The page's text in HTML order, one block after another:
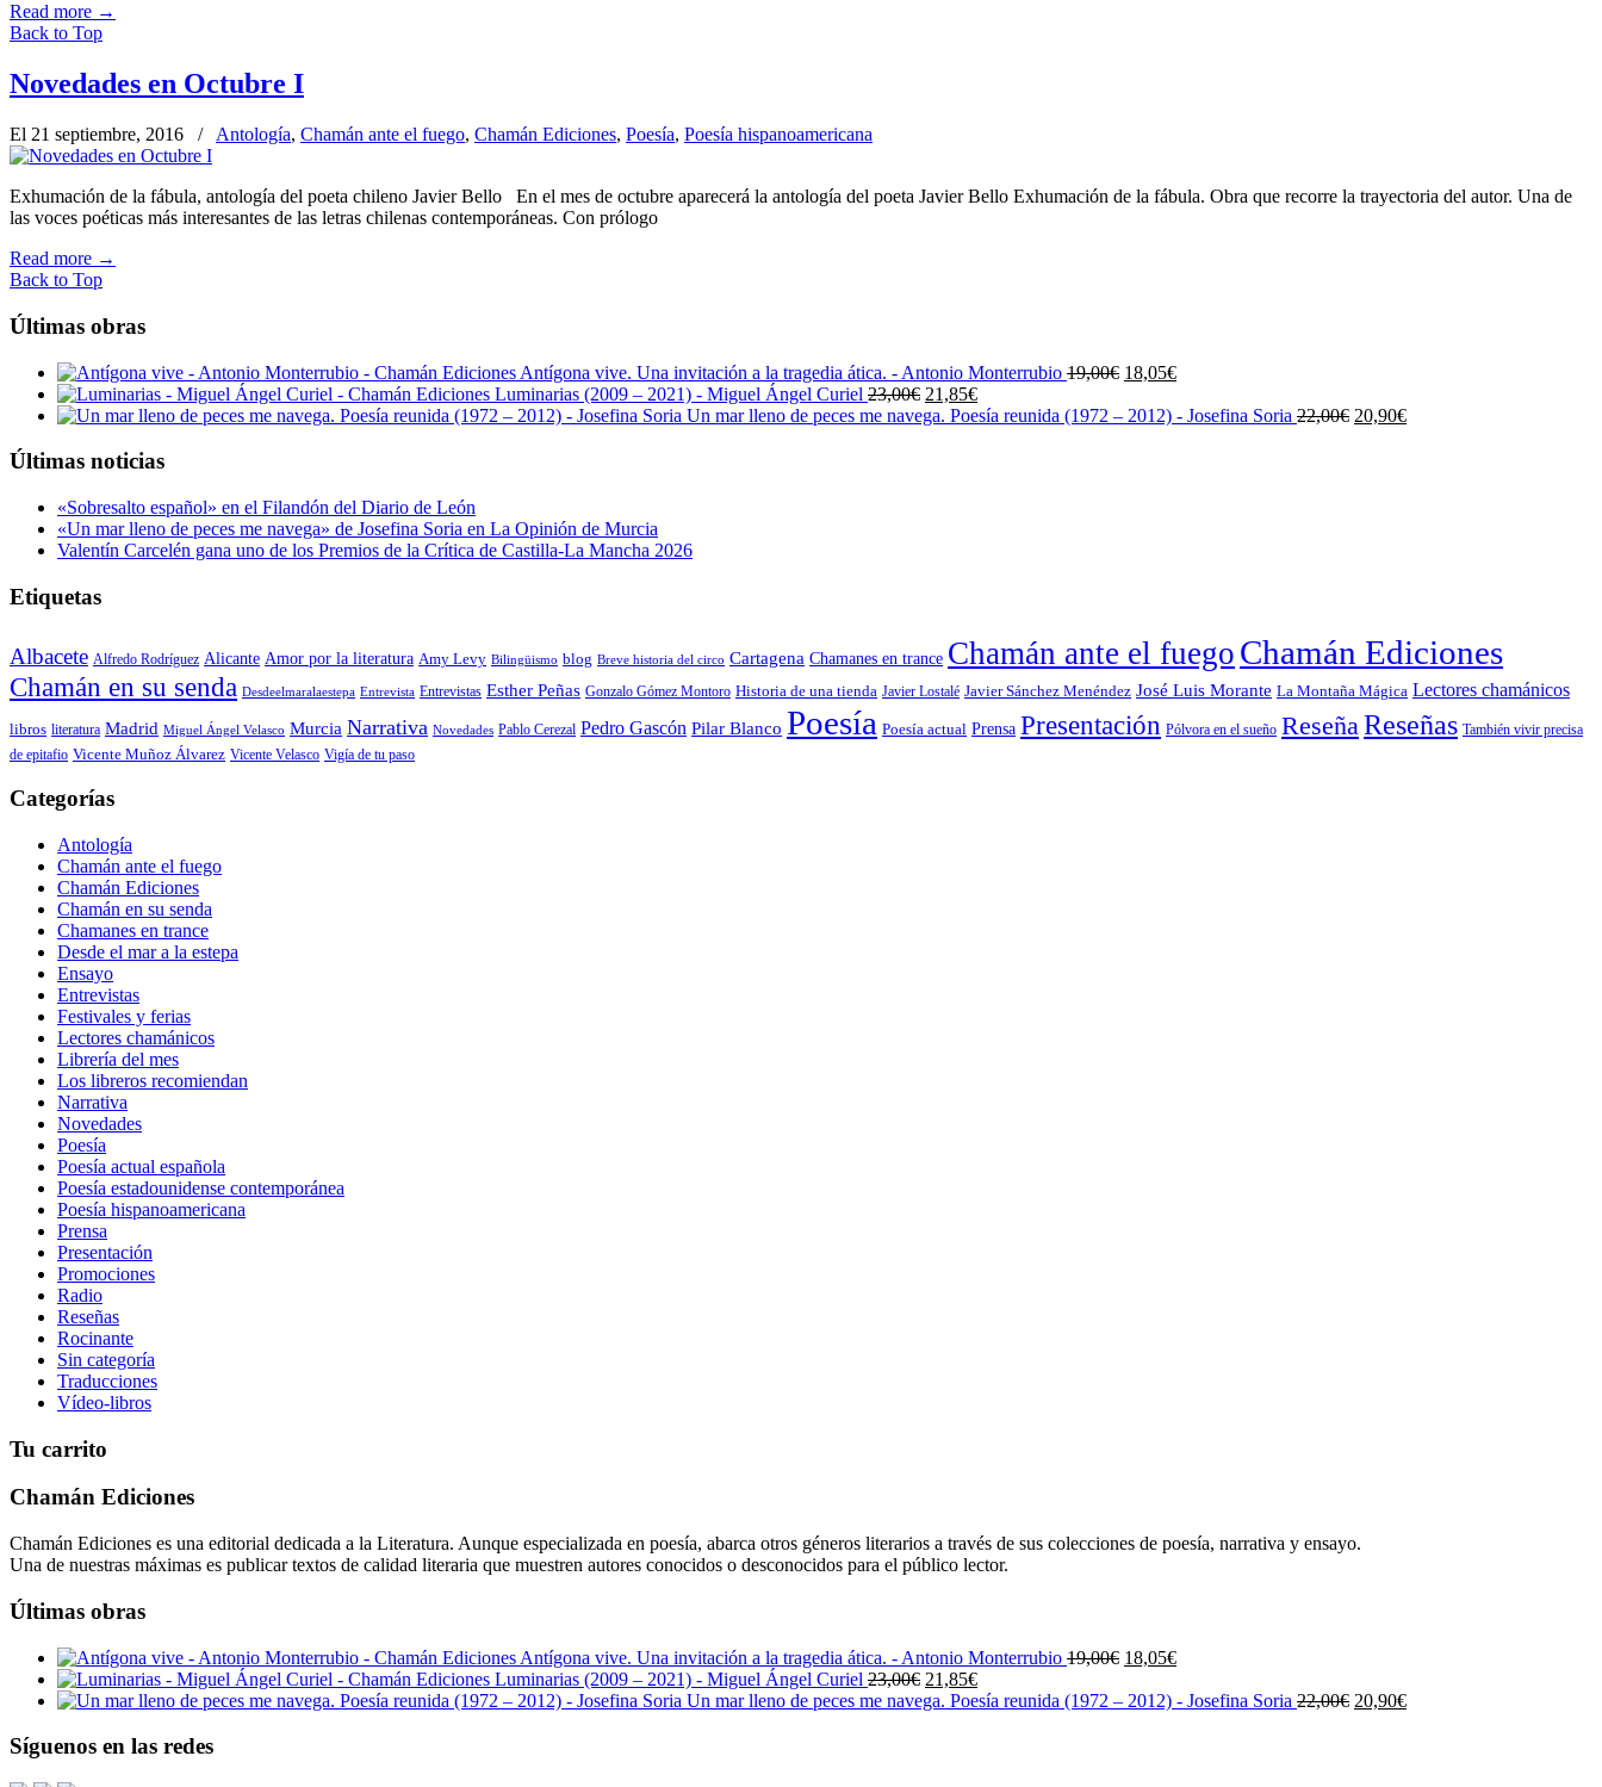
Read more →
Back to Top
Novedades en Octubre I
El 21 septiembre, 2016 / Antología, Chamán ante el fuego, Chamán Ediciones, Poesía, Poesía hispanoamericana
Exhumación de la fábula, antología del poeta chileno Javier Bello En el mes de octubre aparecerá la antología del poeta Javier Bello Exhumación de la fábula. Obra que recorre la trayectoria del autor. Una de
las voces poéticas más interesantes de las letras chilenas contemporáneas. Con prólogo
Read more →
Back to Top
Últimas obras
Antígona vive. Una invitación a la tragedia ática. - Antonio Monterrubio 19,00€ El
original
18,05€El
actual
Luminarias (2009 – 2021) - Miguel Ángel Curiel 23,00€ El
precio
21,85€El
precio
Un mar lleno de peces me navega. Poesía reunida (1972 – 2012) - Josefina Soria 22,00€ El
20,90€El
Últimas noticias
«Sobresalto español» en el Filandón del Diario de León
«Un mar lleno de peces me navega» de Josefina Soria en La Opinión de Murcia
Valentín Carcelén gana uno de los Premios de la Crítica de Castilla-La Mancha 2026
Etiquetas
Albacete Alfredo Rodríguez Alicante Amor por la literatura Amy Levy Bilingüismo blog Breve historia del circo Cartagena Chamanes en trance Chamán ante el fuego Chamán Ediciones
Chamán en su senda Desdeelmaralaestepa Entrevista Entrevistas Esther Peñas Gonzalo Gómez Montoro Historia de una tienda Javier Lostalé Javier Sánchez Menéndez José Luis Morante La Montaña Mágica Lectores chamánicos
libros literatura Madrid Miguel Ángel Velasco Murcia Narrativa Novedades Pablo Cerezal Pedro Gascón Pilar Blanco Poesía Poesía actual Prensa Presentación Pólvora en el sueño Reseña Reseñas También vivir precisa
de epitafio Vicente Muñoz Álvarez Vicente Velasco Vigía de tu paso
Categorías
Antología
Chamán ante el fuego
Chamán Ediciones
Chamán en su senda
Chamanes en trance
Desde el mar a la estepa
Ensayo
Entrevistas
Festivales y ferias
Lectores chamánicos
Librería del mes
Los libreros recomiendan
Narrativa
Novedades
Poesía
Poesía actual española
Poesía estadounidense contemporánea
Poesía hispanoamericana
Prensa
Presentación
Promociones
Radio
Reseñas
Rocinante
Sin categoría
Traducciones
Vídeo-libros
Tu carrito
Chamán Ediciones
Chamán Ediciones es una editorial dedicada a la Literatura. Aunque especializada en poesía, abarca otros géneros literarios a través de sus colecciones de poesía, narrativa y ensayo.
Una de nuestras máximas es publicar textos de calidad literaria que muestren autores conocidos o desconocidos para el público lector.
Últimas obras
Antígona vive. Una invitación a la tragedia ática. - Antonio Monterrubio 19,00€ El
original
18,05€El
actual
Luminarias (2009 – 2021) - Miguel Ángel Curiel 23,00€ El
precio
21,85€El
precio
Un mar lleno de peces me navega. Poesía reunida (1972 – 2012) - Josefina Soria 22,00€ El
20,90€El
Síguenos en las redes